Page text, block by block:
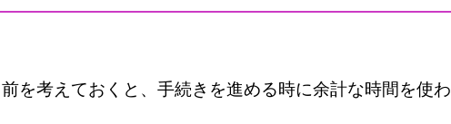
を考えておくと、手続きを進める時に余計な時間を使わ